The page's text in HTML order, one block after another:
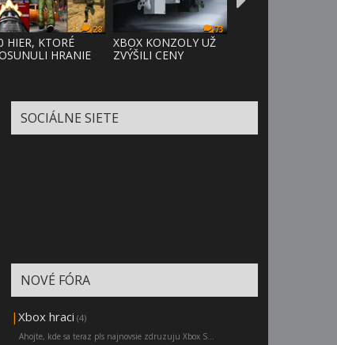
28
HIER, KTORÉ
HRANIE
73
XBOX KONZOLY UŽ
ZVÝŠILI CENY
SOCIÁLNE SIETE
NOVÉ FÓRA
| Xbox hraci (4)
Ahojte, kde sa teraz pls najnovsie zdruzuju Xbox S...